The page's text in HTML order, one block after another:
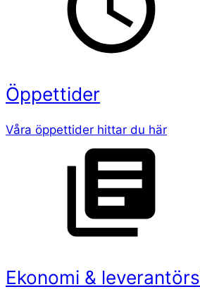
Öppettider
Våra öppettider hittar du här
Ekonomi &